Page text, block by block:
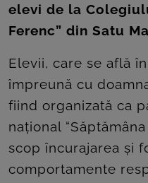
CSR
ROOM
CONTACT
elevi de la
Ferenc” din Satu
Elevii, care se află
împreună cu
fiind organizată ca
național
scop încurajarea și
comportamente